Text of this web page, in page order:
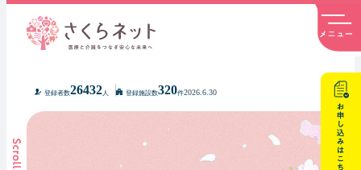
登録者数26432人 登録施設数320件2026.6.30